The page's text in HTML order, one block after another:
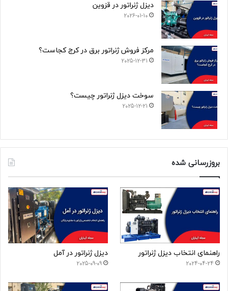
دیزل ژنراتور در قزوین
2026-01-10
مرکز فروش ژنراتور برق در کرج کجاست؟
2025-12-31
سوخت دیزل ژنراتور چیست؟
2025-12-21
بروزرسانی شده
راهنمای انتخاب دیزل ژنراتور
2024-04-24
دیزل ژنراتور در آمل
2025-09-09